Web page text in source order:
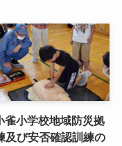
雀小学校地域防災拠
及び安否確認訓練の